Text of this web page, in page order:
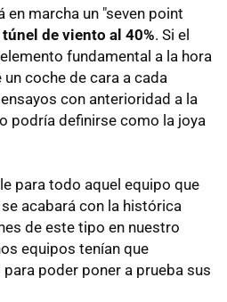
en marcha un "seven point
de viento al 40%. Si el
fundamental a la hora
coche de cara a cada
con anterioridad a la
podría definirse como la joya
para todo aquel equipo que
acabará con la histórica
de este tipo en nuestro
equipos tenían que
poder poner a prueba sus